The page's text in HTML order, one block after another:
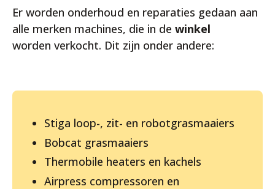
Er worden onderhoud en reparaties gedaan aan
alle merken machines, die in de winkel
worden verkocht. Dit zijn onder andere:
Stiga loop-, zit- en robotgrasmaaiers
Bobcat grasmaaiers
Thermobile heaters en kachels
Airpress compressoren en